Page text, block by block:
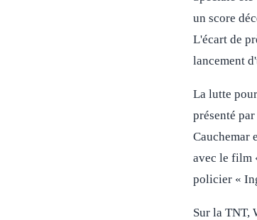
un score
L'écart de
lancement
La lutte
présenté
Cauchemar
avec le film
policier «
Sur la TNT,